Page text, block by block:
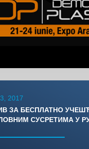
2017
ЗА БЕСПЛАТНО
СУСРЕТИМА У